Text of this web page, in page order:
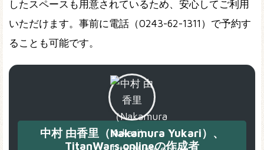
したスペースも用意されているため、安心してご利用
いただけます。事前に電話（0243-62-1311）で予約す
ることも可能です。
中村 由香里（Nakamura Yukari）、
TitanWars.onlineの作成者